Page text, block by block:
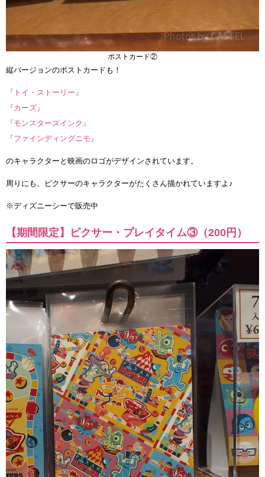
ポストカード②
縦バージョンのポストカードも！
『トイ・ストーリー』
『カーズ』
『モンスターズインク』
『ファインディングニモ』
のキャラクターと映画のロゴがデザインされています。
周りにも、ピクサーのキャラクターがたくさん描かれていますよ♪
※ディズニーシーで販売中
【期間限定】ピクサー・プレイタイム③（200円）